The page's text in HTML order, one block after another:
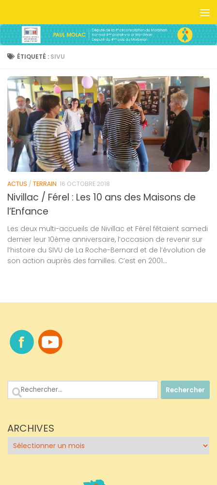
ÉTIQUETÉ : SIVU
ACTUS / TERRAIN 16 OCTOBRE 2018
Nivillac / Férel : Les 10 ans des Maisons de
l’Enfance
Les deux multi-accueils de Nivillac et Férel fêtaient samedi
dernier leur 10ème anniversaire, l’occasion de revenir sur
l’histoire du SIVU de La Roche-Bernard et de l’évolution de
son action auprès des familles. C’est en 2001...
Rechercher :
ARCHIVES
Archives